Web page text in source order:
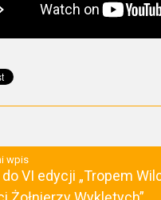
wpis
VI edycji „Tropem